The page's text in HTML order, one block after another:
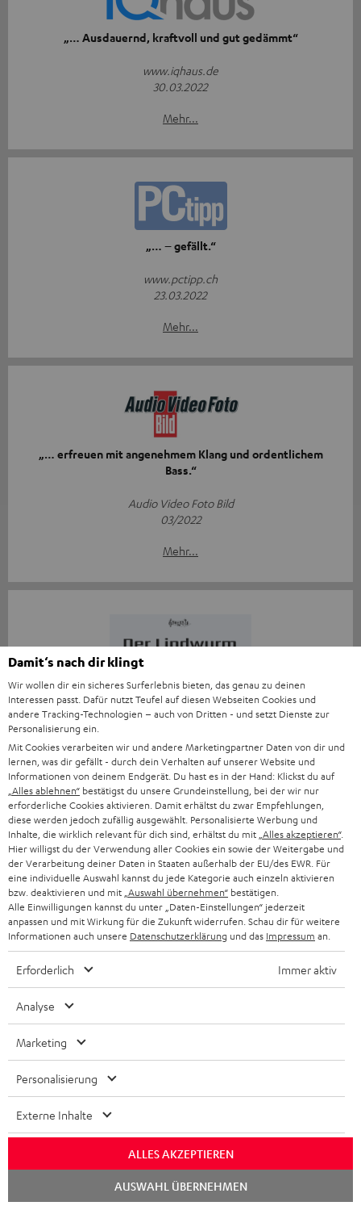
„… Ausdauernd, kraftvoll und gut gedämmt“
www.iqhaus.de
30.03.2022
Mehr...
„… – gefällt.“
www.pctipp.ch
23.03.2022
Mehr...
„… erfreuen mit angenehmem Klang und ordentlichem
Bass.“
Audio Video Foto Bild
03/2022
Mehr...
„[…] Der beste Bluetooth-Kopfhörer, den man derzeit
kaufen kann“
07.03.2022
Mehr...
„Kauftipp Award 03/2022!“
www.ocinside.de
03/2022
„Definitiv der beste Real Blue NC aller Zeiten!“
03/2022
Mehr...
Damit‘s nach dir klingt
Wir wollen dir ein sicheres Surferlebnis bieten, das genau zu deinen
Interessen passt. Dafür nutzt Teufel auf diesen Webseiten Cookies und
andere Tracking-Technologien – auch von Dritten - und setzt Dienste zur
Personalisierung ein.
Mit Cookies verarbeiten wir und andere Marketingpartner Daten von dir und
lernen, was dir gefällt - durch dein Verhalten auf unserer Website und
Informationen von deinem Endgerät. Du hast es in der Hand: Klickst du auf
„Alles ablehnen“ bestätigst du unsere Grundeinstellung, bei der wir nur
erforderliche Cookies aktivieren. Damit erhältst du zwar Empfehlungen,
diese werden jedoch zufällig ausgewählt. Personalisierte Werbung und
Inhalte, die wirklich relevant für dich sind, erhältst du mit „Alles akzeptieren“.
Hier willigst du der Verwendung aller Cookies ein sowie der Weitergabe und
der Verarbeitung deiner Daten in Staaten außerhalb der EU/des EWR. Für
eine individuelle Auswahl kannst du jede Kategorie auch einzeln aktivieren
bzw. deaktivieren und mit „Auswahl übernehmen“ bestätigen.
Alle Einwilligungen kannst du unter „Daten-Einstellungen“ jederzeit
anpassen und mit Wirkung für die Zukunft widerrufen. Schau dir für weitere
Informationen auch unsere Datenschutzerklärung und das Impressum an.
Erforderlich Immer aktiv
Analyse
Marketing
Personalisierung
Externe Inhalte
ALLES AKZEPTIEREN
AUSWAHL ÜBERNEHMEN